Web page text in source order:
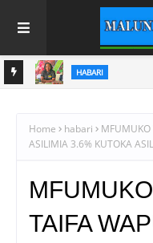
HABARI
Home habari
MFUMUKO
ASILIMIA 3.6% KUTOKA
TAIFA